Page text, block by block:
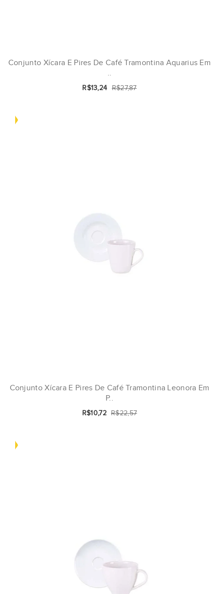
Conjunto Xícara E Pires De Café Tramontina Aquarius Em
..
R$13,24 R$27,87
Conjunto Xícara E Pires De Café Tramontina Leonora Em
P..
R$10,72 R$22,57